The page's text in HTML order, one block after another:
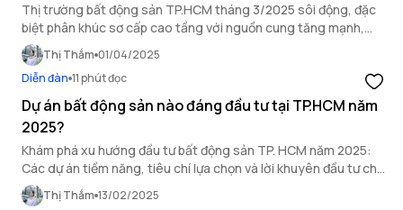
Thị trường bất động sản TP.HCM tháng 3/2025 sôi động, đặc
biệt phân khúc sơ cấp cao tầng với nguồn cung tăng mạnh,
chính sách bán hàng ưu đãi.
Thị Thắm 01/04/2025
Diễn đàn 11 phút đọc
Dự án bất động sản nào đáng đầu tư tại TP.HCM năm
2025?
Khám phá xu hướng đầu tư bất động sản TP. HCM năm 2025:
Các dự án tiềm năng, tiêu chí lựa chọn và lời khuyên đầu tư cho
năm nay.
Thị Thắm 13/02/2025